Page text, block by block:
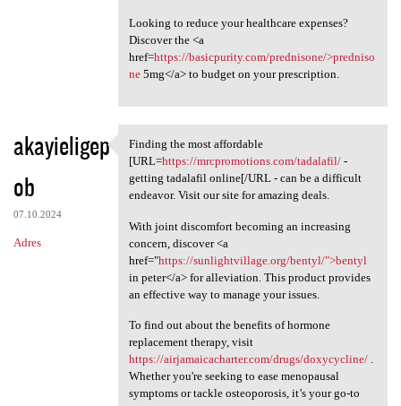
Looking to reduce your healthcare expenses?
Discover the <a
href=https://basicpurity.com/prednisone/>predniso
ne5mg</a> to budget on your prescription.
akayieligep
ob
07.10.2024
Adres
Finding the most affordable
Finding the most affordable
[URL=https://mrcpromotions.com/tadalafil/-
getting tadalafil online[/URL - can be a difficult
endeavor. Visit our site for amazing deals.
With joint discomfort becoming an increasing
concern, discover <a
href="https://sunlightvillage.org/bentyl/">bentyl
in peter</a> for alleviation. This product provides
an effective way to manage your issues.
To find out about the benefits of hormone
replacement therapy, visit
https://airjamaicacharter.com/drugs/doxycycline/.
Whether you're seeking to ease menopausal
symptoms or tackle osteoporosis, it’s your go-to